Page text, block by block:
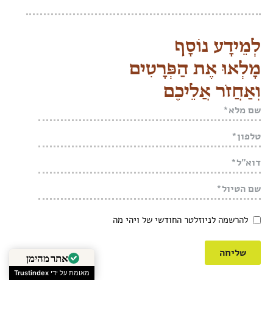
לְמֵידָע נוֹסָף
מָלְאוּ אֶת הַפְּרָטִים
וְאַחֲזֹר אֲלֵיכֶם
להרשמה לניוזלטר החודשי של ויהי מה
שליחה
אתר מהימן